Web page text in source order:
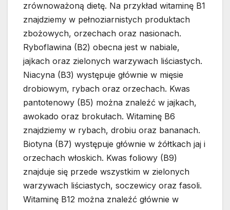
zrównoważoną dietę. Na przykład witaminę B1
znajdziemy w pełnoziarnistych produktach
zbożowych, orzechach oraz nasionach.
Ryboflawina (B2) obecna jest w nabiale,
jajkach oraz zielonych warzywach liściastych.
Niacyna (B3) występuje głównie w mięsie
drobiowym, rybach oraz orzechach. Kwas
pantotenowy (B5) można znaleźć w jajkach,
awokado oraz brokułach. Witaminę B6
znajdziemy w rybach, drobiu oraz bananach.
Biotyna (B7) występuje głównie w żółtkach jaj i
orzechach włoskich. Kwas foliowy (B9)
znajduje się przede wszystkim w zielonych
warzywach liściastych, soczewicy oraz fasoli.
Witaminę B12 można znaleźć głównie w